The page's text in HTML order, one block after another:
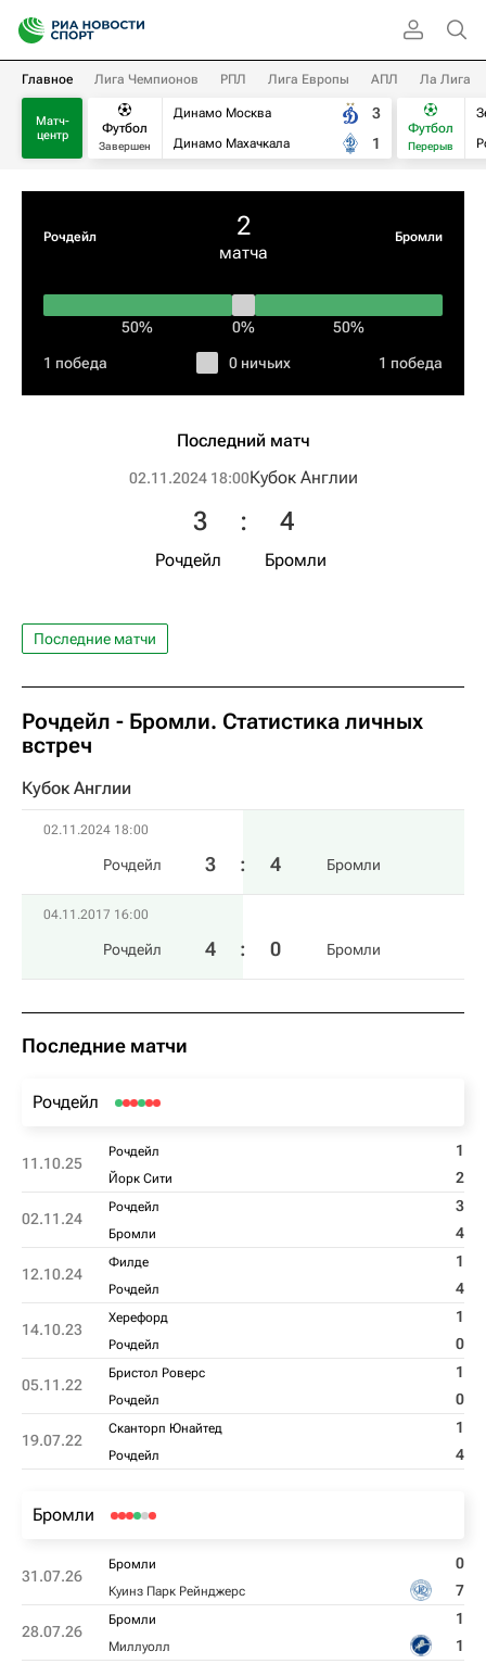
Главное Лига Чемпионов РПЛ Лига Европы АПЛ Ла Лига
Матч-
центр
Футбол
Завершен
Динамо Москва
Динамо Махачкала
3
1
Футбол
Перерыв
Рочдейл 2
матча
Бромли
50% 0% 50%
1 победа 0 ничьих 1 победа
Последний матч
02.11.2024 18:00Кубок Англии
Рочдейл
3 : 4
Бромли
Последние матчи
Рочдейл - Бромли. Статистика личных
встреч
Кубок Англии
02.11.2024 18:00
Рочдейл 3 : 4 Бромли
04.11.2017 16:00
Рочдейл 4 : 0 Бромли
Последние матчи
Рочдейл
11.10.25
Рочдейл 1
Йорк Сити 2
02.11.24
Рочдейл 3
Бромли 4
12.10.24
Филде 1
Рочдейл 4
14.10.23
Херефорд 1
Рочдейл 0
05.11.22
Бристол Роверс 1
Рочдейл 0
19.07.22
Сканторп Юнайтед 1
Рочдейл 4
Бромли
31.07.26
Бромли 0
Куинз Парк Рейнджерс 7
28.07.26
Бромли 1
Миллуолл 1